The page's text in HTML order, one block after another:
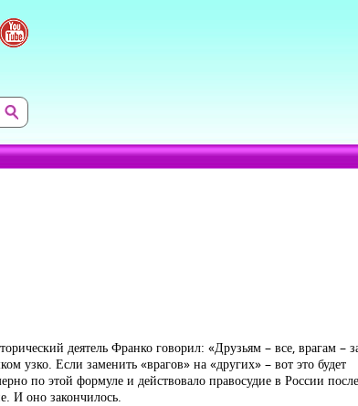
деятель Франко говорил: «Друзьям – все, врагам –
узко. Если заменить «врагов» на «других» – вот это будет
по этой формуле и действовало правосудие в России
И оно закончилось.